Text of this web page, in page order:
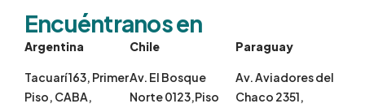
Encuéntranos en
Argentina
Tacuarí 163, Primer
Piso, CABA,
Chile
Av. El Bosque
Norte 0123,Piso
Paraguay
Av. Aviadores del
Chaco 2351,